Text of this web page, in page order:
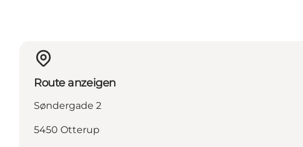
Route anzeigen
Søndergade 2
5450 Otterup